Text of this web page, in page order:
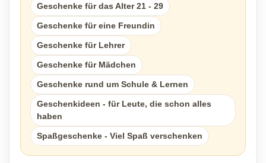
Geschenke für das Alter 21 - 29
Geschenke für eine Freundin
Geschenke für Lehrer
Geschenke für Mädchen
Geschenke rund um Schule & Lernen
Geschenkideen - für Leute, die schon alles
haben
Spaßgeschenke - Viel Spaß verschenken